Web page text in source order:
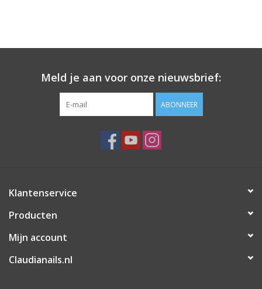
Meld je aan voor onze nieuwsbrief:
ABONNEER
Klantenservice
Producten
Mijn account
Claudianails.nl